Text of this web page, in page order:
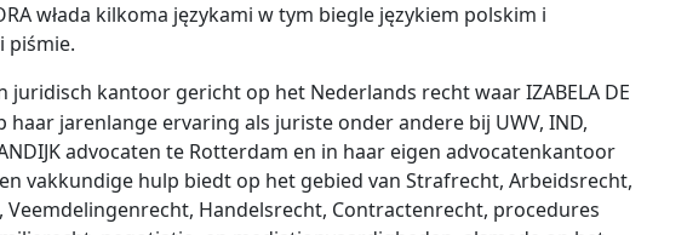
włada kilkoma językami w tym biegle językiem polskim i
piśmie.
juridisch kantoor gericht op het Nederlands recht waar IZABELA DE
haar jarenlange ervaring als juriste onder andere bij UWV, IND,
advocaten te Rotterdam en in haar eigen advocatenkantoor
vakkundige hulp biedt op het gebied van Strafrecht, Arbeidsrecht,
Veemdelingenrecht, Handelsrecht, Contractenrecht, procedures